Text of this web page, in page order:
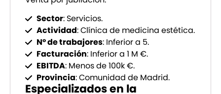
Sector: Servicios.
Actividad: Clínica de medicina estética.
Nº de trabajores: Inferior a 5.
Facturación: Inferior a 1 M €.
EBITDA: Menos de 100k €.
Provincia: Comunidad de Madrid.
Especializados en la